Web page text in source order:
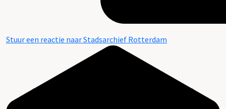
Stuur een reactie naar Stadsarchief Rotterdam